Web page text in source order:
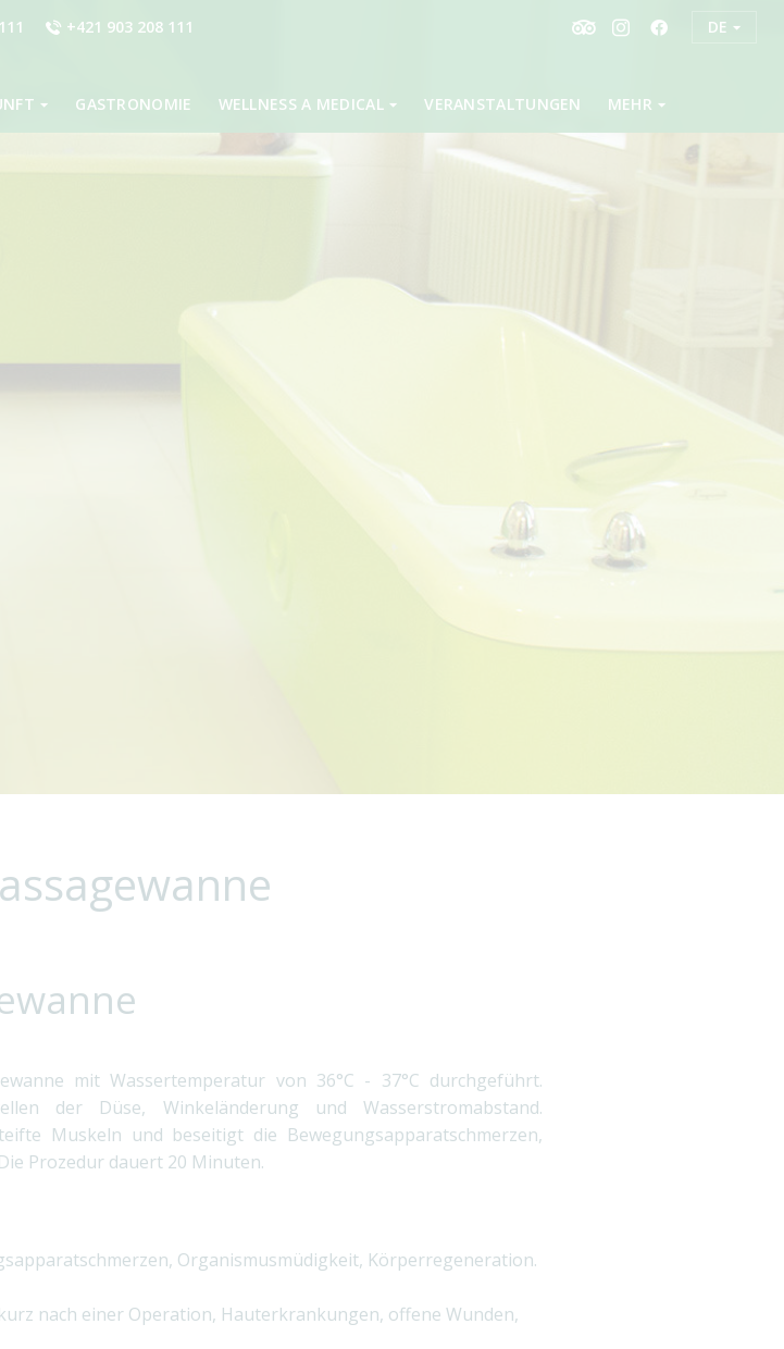
+421 903 208 111 DE
GASTRONOMIE WELLNESS A MEDICAL VERANSTALTUNGEN MEHR
mit Wassertemperatur von 36°C - 37°C durchgeführt.
der Düse, Winkeländerung und Wasserstromabstand.
Muskeln und beseitigt die Bewegungsapparatschmerzen,
Prozedur dauert 20 Minuten.
Organismusmüdigkeit, Körperregeneration.
nach einer Operation, Hauterkrankungen, offene Wunden,